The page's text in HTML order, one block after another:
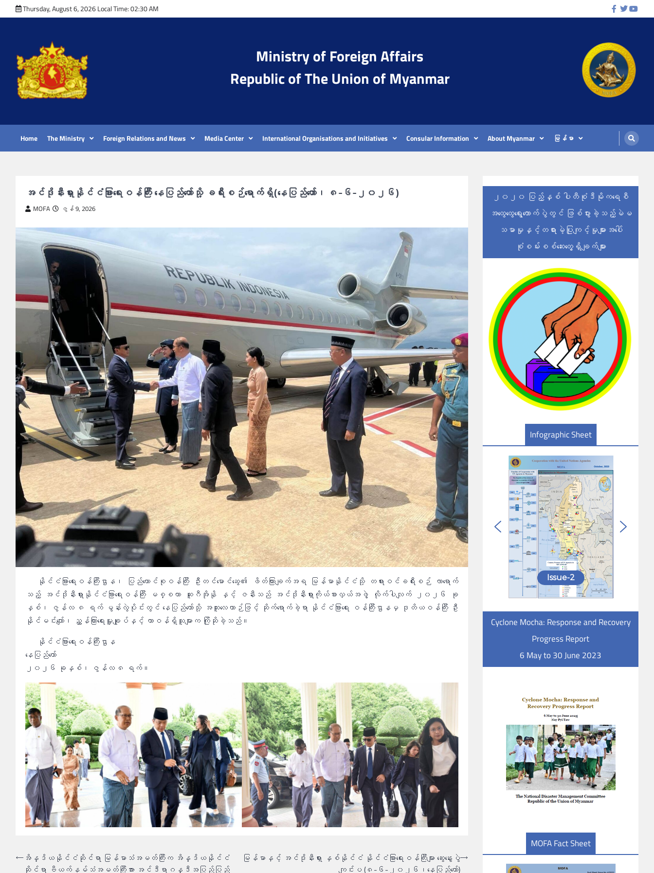
to
Thursday, August 6, 2026 Local Time: 02:30 AM Facebook
Twitter
Ministry of Foreign Affairs
Republic of The Union of Myanmar
Home The Ministry Foreign Relations and News Media Center International Organisations and Initiatives Consular Information About Myanmar မြန်မာ
အင်ဒိုနီးရှားနိုင်ငံခြားရေးဝန်ကြီး နေပြည်တော်သို့ ခရီးစဉ်ရောက်ရှိ(နေပြည်တော်၊ ၈-၆-၂၀၂၆)
MOFA ဇွန် 9, 2026
နိုင်ငံခြားရေးဝန်ကြီးဌာန၊ ပြည်ထောင်စုဝန်ကြီး ဦးတင်မောင်ဆွေ၏ ဖိတ်ကြားချက်အရ မြန်မာနိုင်ငံသို့ တရားဝင်ခရီးစဉ် လာရောက်
သည့် အင်ဒိုနီးရှားနိုင်ငံခြားရေးဝန်ကြီး မစ္စတာ ဆူဂီအိုနို နှင့် ဇနီးသည် အင်ဒိုနီးရှားကိုယ်စားလှယ်အဖွဲ့ လိုက်ပါလျက် ၂၀၂၆ ခု
နှစ်၊ ဇွန်လ ၈ ရက် မွန်းလွဲပိုင်းတွင် နေပြည်တော်သို့ အထူးလေယာဉ်ဖြင့် ဆိုက်ရောက်ခဲ့ရာ နိုင်ငံခြားရေး ဝန်ကြီးဌာနမှ ဒုတိယဝန်ကြီး ဦး
နိုင်မင်းကျော်၊ ညွှန်ကြားရေးမှူးချုပ်နှင့် တာဝန်ရှိသူများက ကြိုဆိုခဲ့သည်။
နိုင်ငံခြားရေးဝန်ကြီးဌာန
နေပြည်တော်
၂၀၂၆ ခုနှစ်၊ ဇွန်လ ၈ ရက်။
စာမူ
⟵ အိန္ဒိယနိုင်ငံဆိုင်ရာ မြန်မာသံအမတ်ကြီးက အိန္ဒိယနိုင်ငံ
ဆိုင်ရာ ဗီယက်နမ်သံအမတ်ကြီးအား အင်ဒီရာဂန္ဒီအပြည်ပြည်
မြန်မာနှင့် အင်ဒိုနီးရှား နှစ်နိုင်ငံ နိုင်ငံခြားရေးဝန်ကြီးများ ဆွေးနွေးပွဲ
ကျင်းပ (၈-၆-၂၀၂၆၊နေပြည်တော်)
⟶
၂၀၂၀ ပြည့်နှစ် ပါတီစုံဒီမိုကရေစီ
အထွေထွေရွေးကောက်ပွဲတွင် ဖြစ်ပွားခဲ့သည့်မဲမ
သမာမှုနှင့်တရားမဲ့ပြုကျင့်မှုများအပေါ်
စုံစမ်းစစ်ဆေးတွေ့ရှိချက်များ
Infographic Sheet
Issue-2
Cyclone Mocha: Response and Recovery
Progress Report
6 May to 30 June 2023
MOFA Fact Sheet